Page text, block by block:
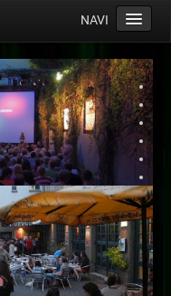
NAVI